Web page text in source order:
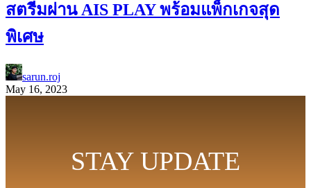
สตรีมผ่าน AIS PLAY พร้อมแพ็กเกจสุด
พิเศษ
sarun.roj
May 16, 2023
STAY UPDATE